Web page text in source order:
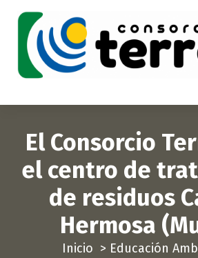
r
El Consorcio
el centro de
de residuos
Hermosa
Inicio > Educación